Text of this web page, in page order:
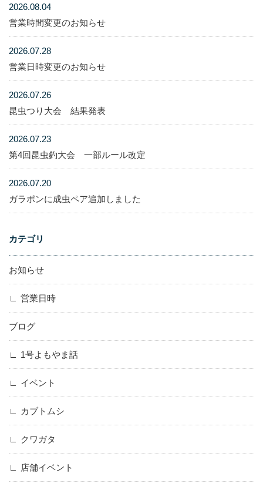
2026.08.04
営業時間変更のお知らせ
2026.07.28
営業日時変更のお知らせ
2026.07.26
昆虫つり大会 結果発表
2026.07.23
第4回昆虫釣大会 一部ルール改定
2026.07.20
ガラポンに成虫ペア追加しました
カテゴリ
お知らせ
営業日時
ブログ
1号よもやま話
イベント
カブトムシ
クワガタ
店舗イベント